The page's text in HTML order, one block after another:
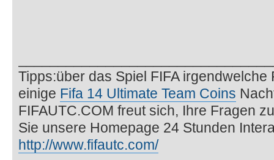
Tipps:über das Spiel FIFA
einige Fifa 14 Ultimate Team Coins
FIFAUTC.COM freut sich, Ihre Fragen
Sie unsere Homepage 24 Stunden
http://www.fifautc.com/